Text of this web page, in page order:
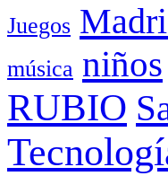
Juegos
música niños
RUBIO